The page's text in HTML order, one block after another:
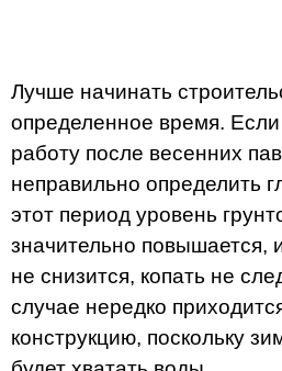
Лучше начинать
определенное время.
работу после весенних
неправильно определить
этот период уровень
значительно повышается,
не снизится, копать не
случае нередко
конструкцию, поскольку